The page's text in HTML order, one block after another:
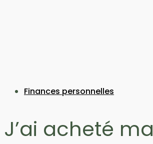
Finances personnelles
J’ai acheté ma